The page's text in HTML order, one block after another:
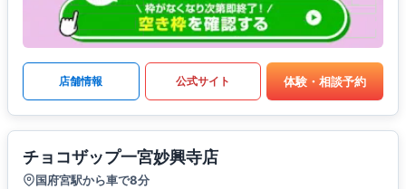
店舗情報 公式サイト 体験・相談予約
チョコザップ一宮妙興寺店
国府宮駅から車で8分